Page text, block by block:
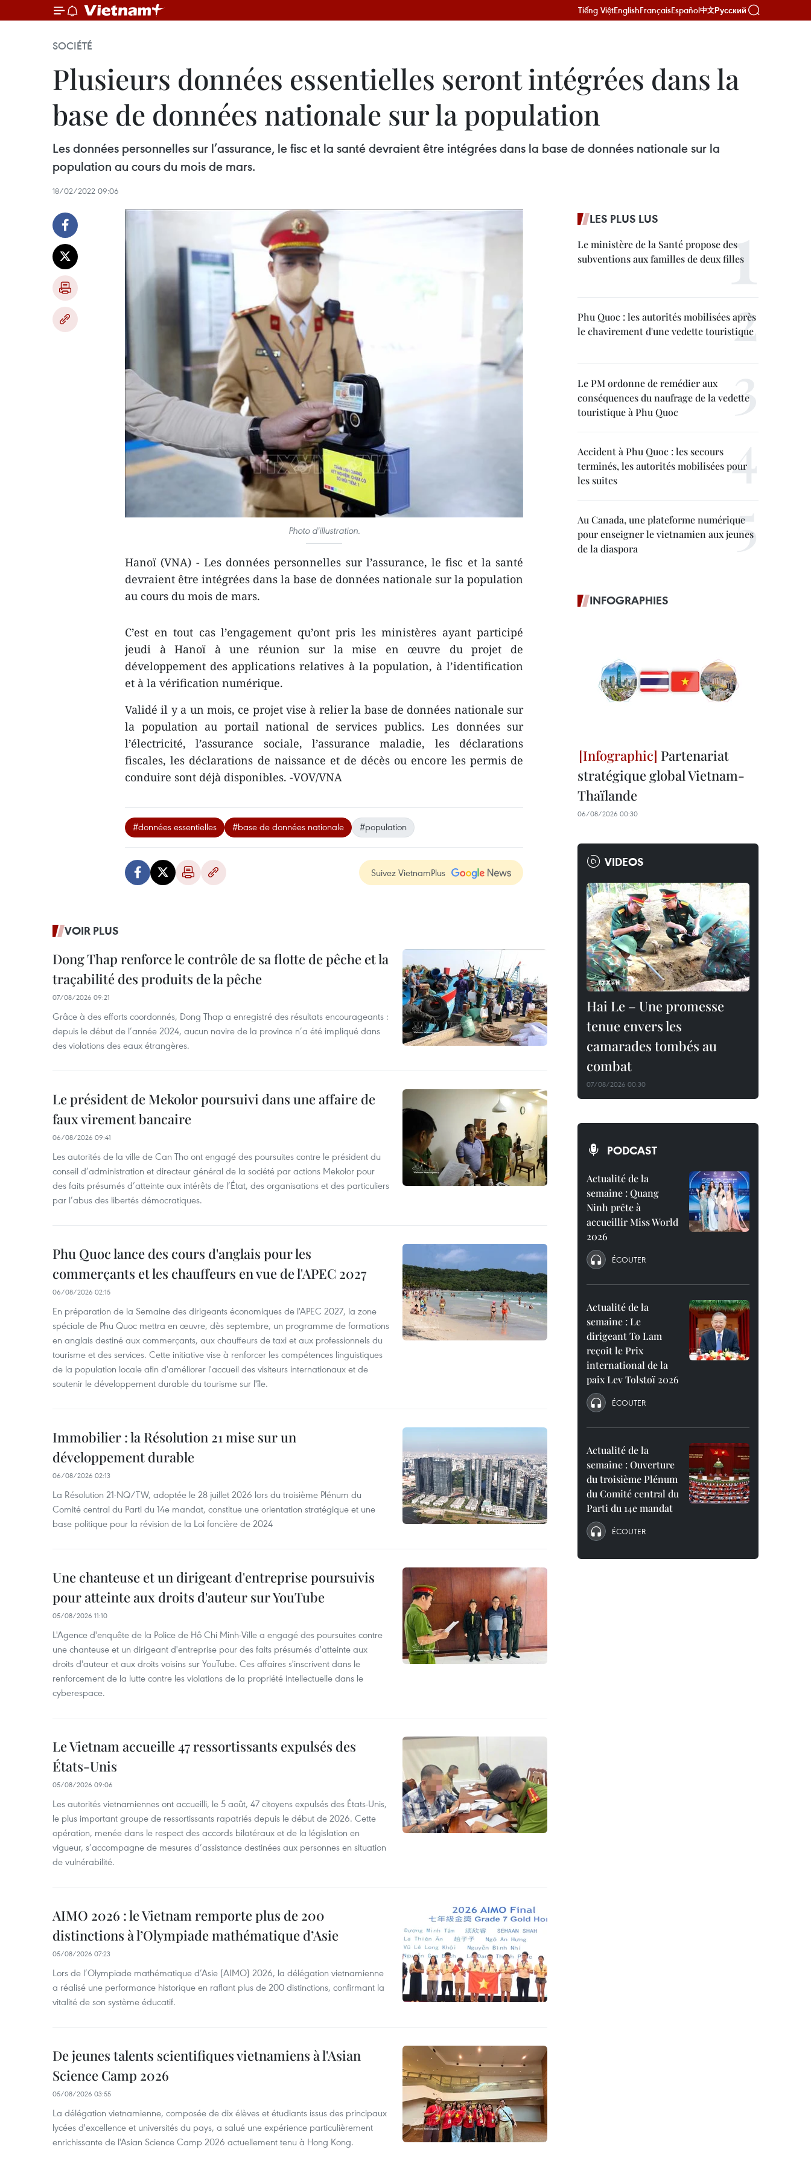
Tiếng ViệtEnglishFrançaisEspañol中文Русский
SOCIÉTÉ
Plusieurs données essentielles seront intégrées dans la
base de données nationale sur la population
Les données personnelles sur l’assurance, le fisc et la santé devraient être intégrées dans la base de données nationale sur la
population au cours du mois de mars.
18/02/2022 09:06
Photo d'illustration.
Hanoï (VNA) - Les données personnelles sur l’assurance, le fisc et la santé
devraient être intégrées dans la base de données nationale sur la population
au cours du mois de mars.
C’est en tout cas l’engagement qu’ont pris les ministères ayant participé
jeudi à Hanoï à une réunion sur la mise en œuvre du projet de
développement des applications relatives à la population, à l’identification
et à la vérification numérique.
Validé il y a un mois, ce projet vise à relier la base de données nationale sur
la population au portail national de services publics. Les données sur
l’électricité, l’assurance sociale, l’assurance maladie, les déclarations
fiscales, les déclarations de naissance et de décès ou encore les permis de
conduire sont déjà disponibles. -VOV/VNA
#données essentielles #base de données nationale #population
Suivez VietnamPlus
VOIR PLUS
Dong Thap renforce le contrôle de sa flotte de pêche et la
traçabilité des produits de la pêche
07/08/2026 09:21
Grâce à des efforts coordonnés, Dong Thap a enregistré des résultats encourageants :
depuis le début de l’année 2024, aucun navire de la province n’a été impliqué dans
des violations des eaux étrangères.
Le président de Mekolor poursuivi dans une affaire de
faux virement bancaire
06/08/2026 09:41
Les autorités de la ville de Can Tho ont engagé des poursuites contre le président du
conseil d’administration et directeur général de la société par actions Mekolor pour
des faits présumés d’atteinte aux intérêts de l’État, des organisations et des particuliers
par l’abus des libertés démocratiques.
Phu Quoc lance des cours d'anglais pour les
commerçants et les chauffeurs en vue de l'APEC 2027
06/08/2026 02:15
En préparation de la Semaine des dirigeants économiques de l'APEC 2027, la zone
spéciale de Phu Quoc mettra en œuvre, dès septembre, un programme de formations
en anglais destiné aux commerçants, aux chauffeurs de taxi et aux professionnels du
tourisme et des services. Cette initiative vise à renforcer les compétences linguistiques
de la population locale afin d'améliorer l'accueil des visiteurs internationaux et de
soutenir le développement durable du tourisme sur l'île.
Immobilier : la Résolution 21 mise sur un
développement durable
06/08/2026 02:13
La Résolution 21-NQ/TW, adoptée le 28 juillet 2026 lors du troisième Plénum du
Comité central du Parti du 14e mandat, constitue une orientation stratégique et une
base politique pour la révision de la Loi foncière de 2024
Une chanteuse et un dirigeant d'entreprise poursuivis
pour atteinte aux droits d'auteur sur YouTube
05/08/2026 11:10
L'Agence d'enquête de la Police de Hô Chi Minh-Ville a engagé des poursuites contre
une chanteuse et un dirigeant d'entreprise pour des faits présumés d'atteinte aux
droits d'auteur et aux droits voisins sur YouTube. Ces affaires s'inscrivent dans le
renforcement de la lutte contre les violations de la propriété intellectuelle dans le
cyberespace.
Le Vietnam accueille 47 ressortissants expulsés des
États-Unis
05/08/2026 09:06
Les autorités vietnamiennes ont accueilli, le 5 août, 47 citoyens expulsés des États-Unis,
le plus important groupe de ressortissants rapatriés depuis le début de 2026. Cette
opération, menée dans le respect des accords bilatéraux et de la législation en
vigueur, s’accompagne de mesures d’assistance destinées aux personnes en situation
de vulnérabilité.
AIMO 2026 : le Vietnam remporte plus de 200
distinctions à l’Olympiade mathématique d’Asie
05/08/2026 07:23
Lors de l’Olympiade mathématique d’Asie (AIMO) 2026, la délégation vietnamienne
a réalisé une performance historique en raflant plus de 200 distinctions, confirmant la
vitalité de son système éducatif.
De jeunes talents scientifiques vietnamiens à l'Asian
Science Camp 2026
05/08/2026 03:55
La délégation vietnamienne, composée de dix élèves et étudiants issus des principaux
lycées d'excellence et universités du pays, a salué une expérience particulièrement
enrichissante de l'Asian Science Camp 2026 actuellement tenu à Hong Kong.
LES PLUS LUS
Le ministère de la Santé propose des
subventions aux familles de deux filles
Phu Quoc : les autorités mobilisées après
le chavirement d'une vedette touristique
Le PM ordonne de remédier aux
conséquences du naufrage de la vedette
touristique à Phu Quoc
Accident à Phu Quoc : les secours
terminés, les autorités mobilisées pour
les suites
Au Canada, une plateforme numérique
pour enseigner le vietnamien aux jeunes
de la diaspora
INFOGRAPHIES
Partenariat
stratégique global Vietnam-
Thaïlande
06/08/2026 00:30
VIDEOS
Hai Le – Une promesse
tenue envers les
camarades tombés au
combat
07/08/2026 00:30
PODCAST
Actualité de la
semaine : Quang
Ninh prête à
accueillir Miss World
2026
ÉCOUTER
Actualité de la
semaine : Le
dirigeant To Lam
reçoit le Prix
international de la
paix Lev Tolstoï 2026
ÉCOUTER
Actualité de la
semaine : Ouverture
du troisième Plénum
du Comité central du
Parti du 14e mandat
ÉCOUTER